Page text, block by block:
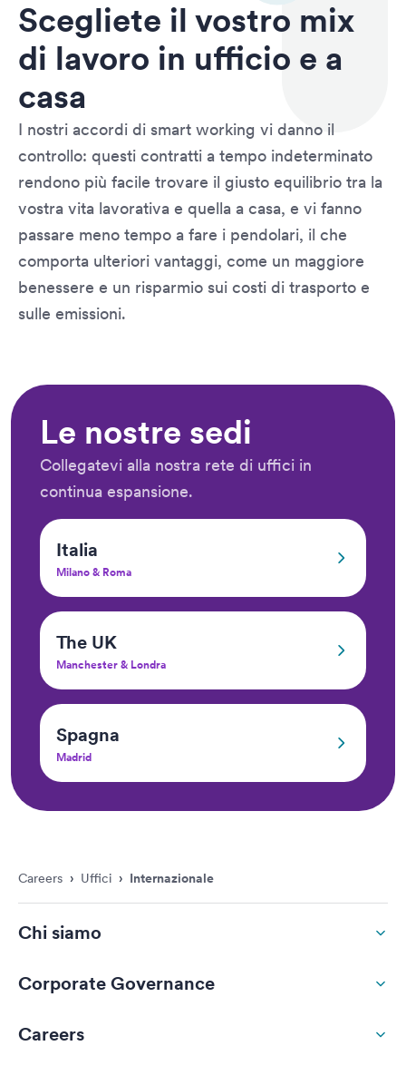
Scegliete il vostro mix
di lavoro in ufficio e a
casa
I nostri accordi di smart working vi danno il
controllo: questi contratti a tempo indeterminato
rendono più facile trovare il giusto equilibrio tra la
vostra vita lavorativa e quella a casa, e vi fanno
passare meno tempo a fare i pendolari, il che
comporta ulteriori vantaggi, come un maggiore
benessere e un risparmio sui costi di trasporto e
sulle emissioni.
Le nostre sedi
Collegatevi alla nostra rete di uffici in
continua espansione.
Italia
Milano & Roma
The UK
Manchester & Londra
Spagna
Madrid
Careers › Uffici › Internazionale
Chi siamo
Corporate Governance
Careers